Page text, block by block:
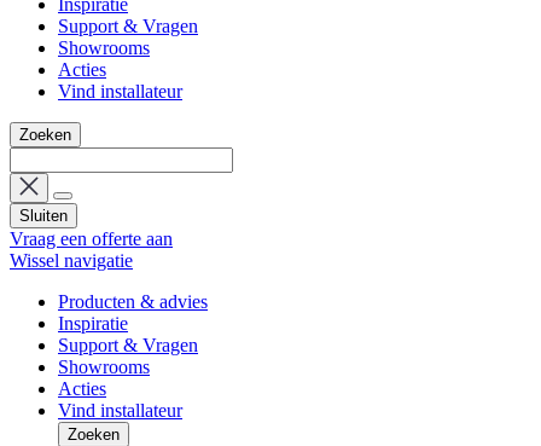
Inspiratie
Support & Vragen
Showrooms
Acties
Vind installateur
Zoeken
Sluiten
Vraag een offerte aan
Wissel navigatie
Producten & advies
Inspiratie
Support & Vragen
Showrooms
Acties
Vind installateur
Zoeken